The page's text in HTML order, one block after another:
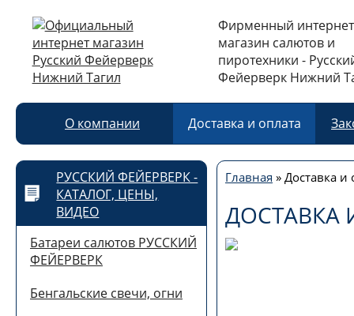
Фирменный интернет
магазин салютов и
пиротехники -
Фейерверк Нижний
О компании Доставка и оплата
РУССКИЙ ФЕЙЕРВЕРК -
КАТАЛОГ, ЦЕНЫ,
ВИДЕО
Батареи салютов РУССКИЙ
ФЕЙЕРВЕРК
Бенгальские свечи, огни
Главная » Доставка и
ДОСТАВКА